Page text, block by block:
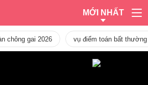
MỚI NHẤT
chông gai 2026 vụ điểm toán bất